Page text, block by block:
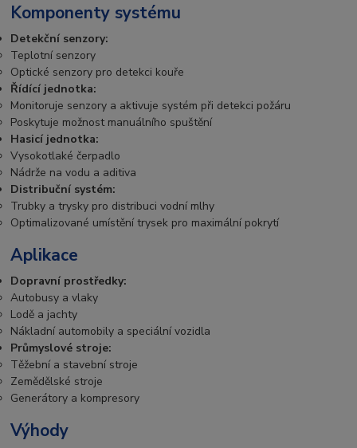
Komponenty systému
Detekční senzory:
Teplotní senzory
Optické senzory pro detekci kouře
Řídící jednotka:
Monitoruje senzory a aktivuje systém při detekci požáru
Poskytuje možnost manuálního spuštění
Hasicí jednotka:
Vysokotlaké čerpadlo
Nádrže na vodu a aditiva
Distribuční systém:
Trubky a trysky pro distribuci vodní mlhy
Optimalizované umístění trysek pro maximální pokrytí
Aplikace
Dopravní prostředky:
Autobusy a vlaky
Lodě a jachty
Nákladní automobily a speciální vozidla
Průmyslové stroje:
Těžební a stavební stroje
Zemědělské stroje
Generátory a kompresory
Výhody